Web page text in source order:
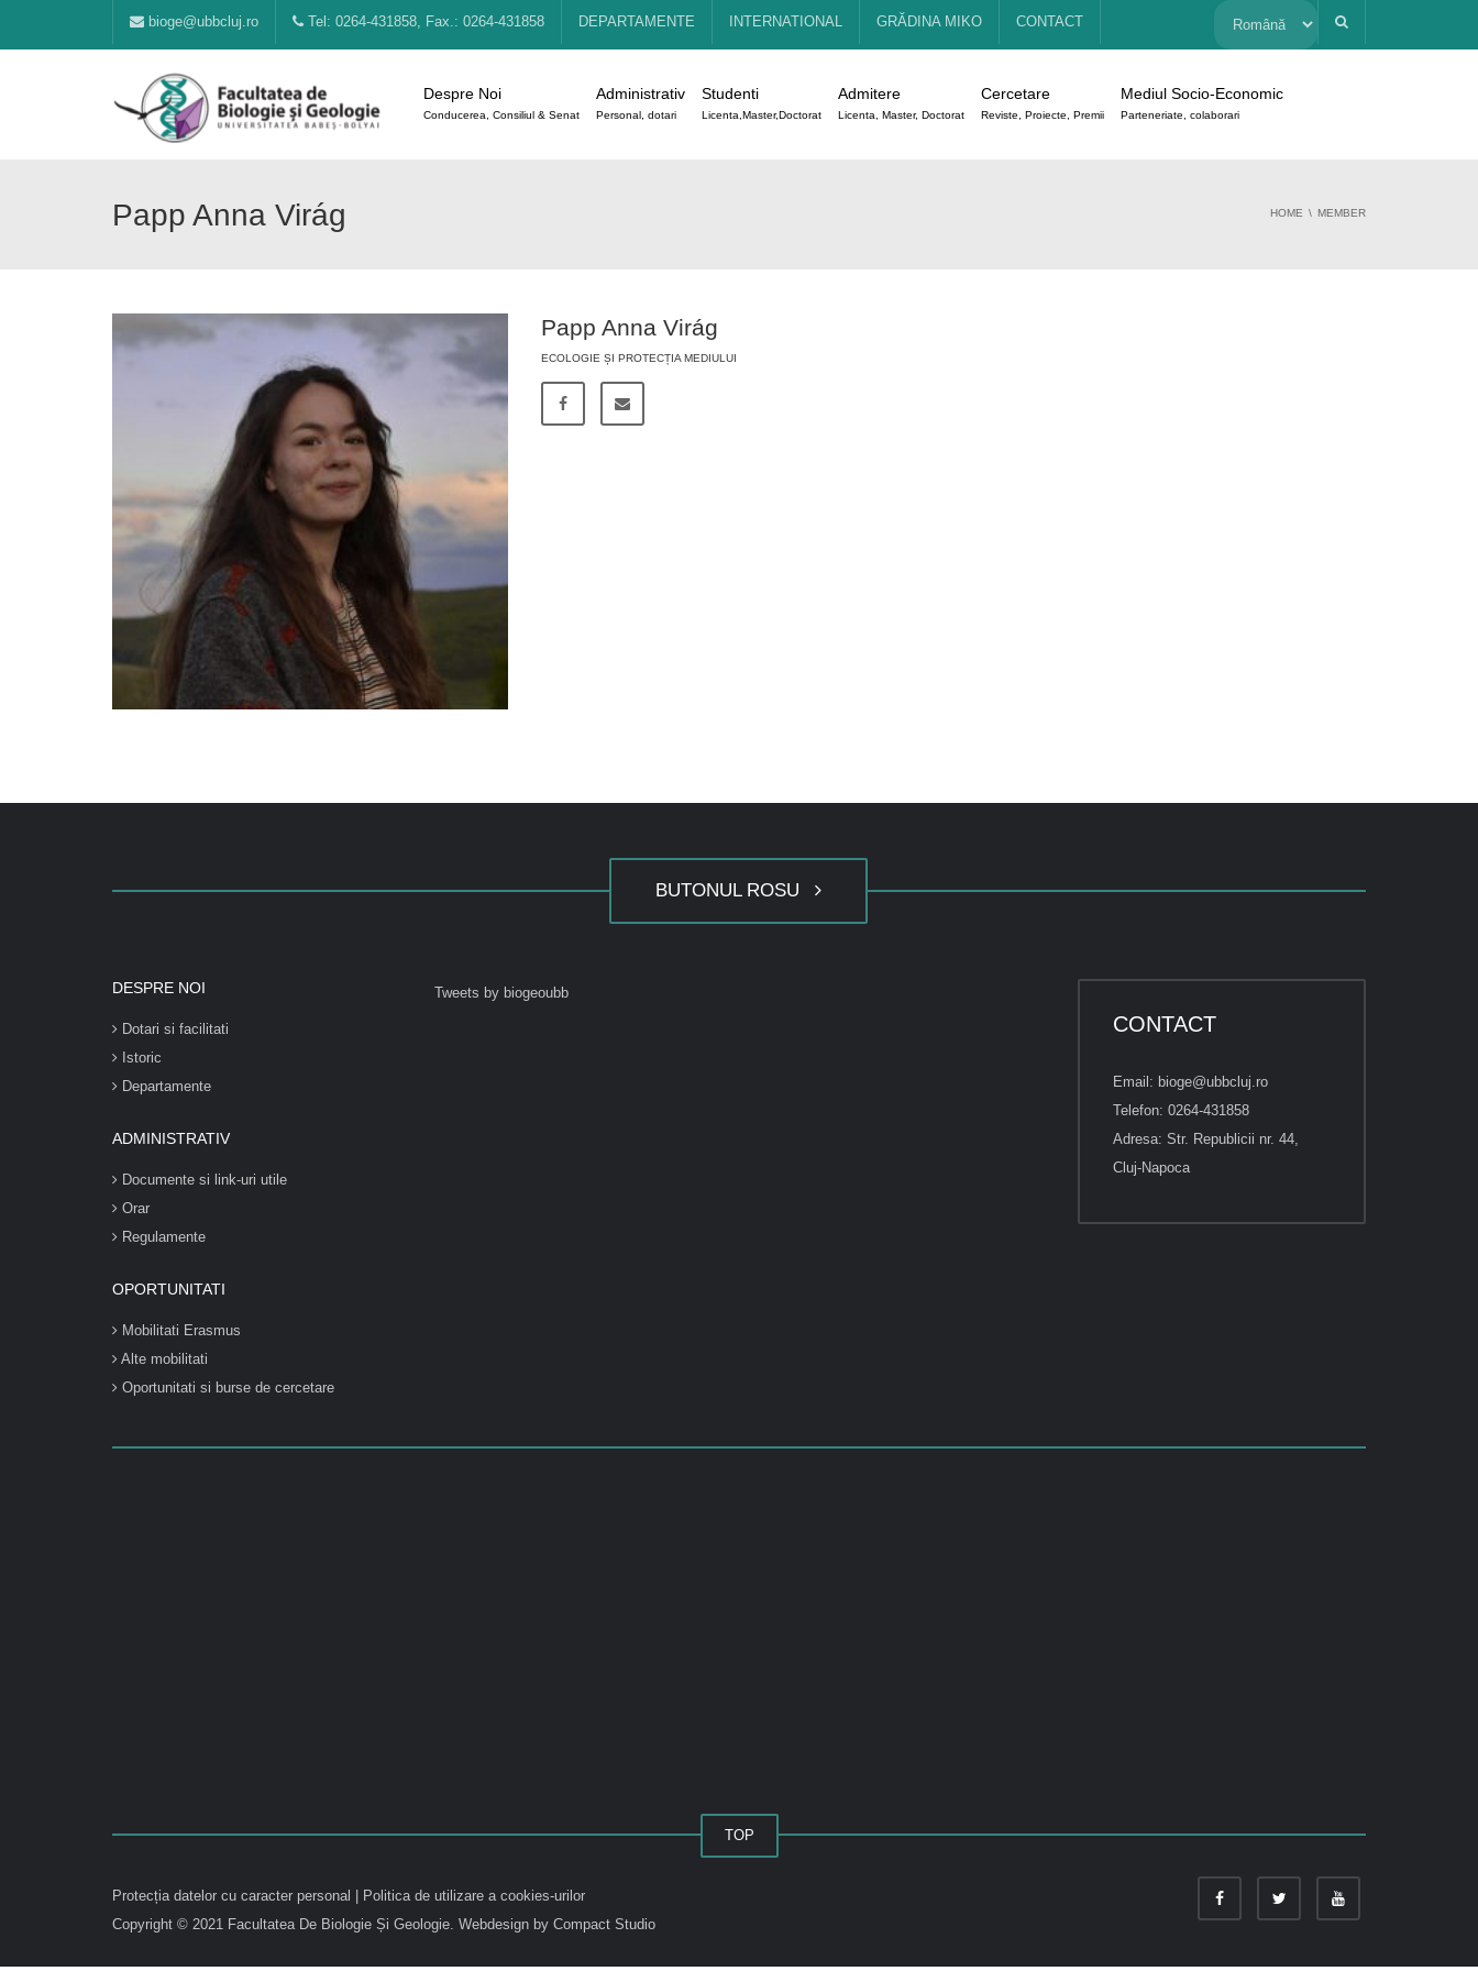
bioge@ubbcluj.ro Tel: 0264-431858, Fax.: 0264-431858 DEPARTAMENTE INTERNATIONAL GRĂDINA MIKO CONTACT Alege
limbă
Despre Noi
Conducerea, Consiliul & Senat
Administrativ
Personal, dotari
Studenti
Licenta,Master,Doctorat
Admitere
Licenta, Master, Doctorat
Cercetare
Reviste, Proiecte, Premii
Mediul Socio-Economic
Parteneriate, colaborari
Papp Anna Virág HOME MEMBER
Papp Anna Virág
ECOLOGIE ȘI PROTECȚIA MEDIULUI
BUTONUL ROSU
DESPRE NOI
Dotari si facilitati
Istoric
Departamente
ADMINISTRATIV
Documente si link-uri utile
Orar
Regulamente
OPORTUNITATI
Mobilitati Erasmus
Alte mobilitati
Oportunitati si burse de cercetare
Tweets by biogeoubb
CONTACT
Email: bioge@ubbcluj.ro
Telefon: 0264-431858
Adresa: Str. Republicii nr. 44,
Cluj-Napoca
TOP
Protecția datelor cu caracter personal
Politica de utilizare a cookies-urilor
Copyright © 2021 Facultatea De Biologie Și Geologie. Webdesign by Compact Studio